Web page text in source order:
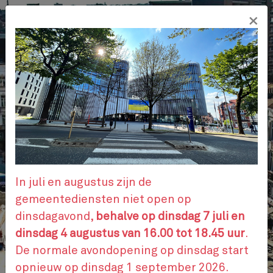
Overslaan
naar
de
inhoud
gaan
ADMINISTRATIEVE STAPPEN
AFSPRAAK
CONTACTEER ONS
NL
×
In juli en augustus zijn de
gemeentediensten niet open op
dinsdagavond, behalve op dinsdag 7 juli en
dinsdag 4 augustus van 16.00 tot 18.45 uur.
De normale avondopening op dinsdag start
opnieuw op dinsdag 1 september 2026.